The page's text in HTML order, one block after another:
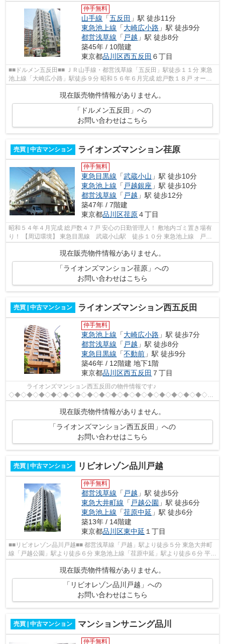
仲手無料
山手線 「五反田 」駅 徒歩11分
東急池上線 「大崎広小路 」駅 徒歩9分
都営浅草線 「 戸越 」駅 徒歩8分
築45年 / 10階建
東京都品川区西五反田 ６丁目
■■ドルメン五反田■■ ＪＲ山手線・都営浅草線「五反田」駅徒歩１１分 東急
池上線「大崎広小路」駅徒歩９分 昭和５６年６月完成 総戸数１８戸 オート
ロック完備 ２駅３路線利用可能...
現在販売物件情報がありません。
「ドルメン五反田」への
お問い合わせはこちら
売買 | 中古マンション ライオンズマンション荏原
仲手無料
東急目黒線 「武蔵小山 」駅 徒歩10分
東急池上線 「 戸越銀座 」駅 徒歩10分
都営浅草線 「 戸越 」駅 徒歩12分
築47年 / 7階建
東京都品川区荏原４丁目
昭和５４年４月完成 総戸数４７戸 安心の日勤管理人！ 敷地内ゴミ置き場有
り！ 【周辺環境】 東急目黒線 武蔵小山駅 徒歩１０分 東急池上線 戸越
現在販売物件情報がありません。
「ライオンズマンション荏原」への
お問い合わせはこちら
売買 | 中古マンション ライオンズマンション西五反田
仲手無料
東急池上線 「大崎広小路 」駅 徒歩7分
都営浅草線 「 戸越 」駅 徒歩8分
東急目黒線 「不動前 」駅 徒歩9分
築46年 / 12階建 地下1階
東京都品川区西五反田 ７丁目
ライオンズマンション西五反田の物件情報です♪
◇◆◇◆◇◆◇◆◇◆◇◆◇◆◇◆◇◆◇◆◇◆◇◆◇◆◇◆◇◆◇◆◇◆
━━━━━━━━━━━━━━━・...現在販売物件情報がありません。
「ライオンズマンション西五反田」への
お問い合わせはこちら
売買 | 中古マンション リビオレゾン品川戸越
仲手無料
都営浅草線 「 戸越 」駅 徒歩5分
東急大井町線 「 戸越公園 」駅 徒歩6分
東急池上線 「荏原中延 」駅 徒歩6分
築13年 / 14階建
東京都品川区東中延 １丁目
■■リビオレゾン品川戸越■■ 都営浅草線「戸越」駅より徒歩５分 東急大井町
線「戸越公園」駅より徒歩６分 東急池上線「荏原中延」駅より徒歩６分 平成
２５年７月完成の築浅 総戸数５...
現在販売物件情報がありません。
「リビオレゾン品川戸越」への
お問い合わせはこちら
売買 | 中古マンション マンションサニング品川
仲手無料